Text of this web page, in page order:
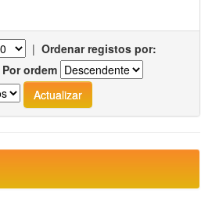
| Ordenar registos por:
Por ordem